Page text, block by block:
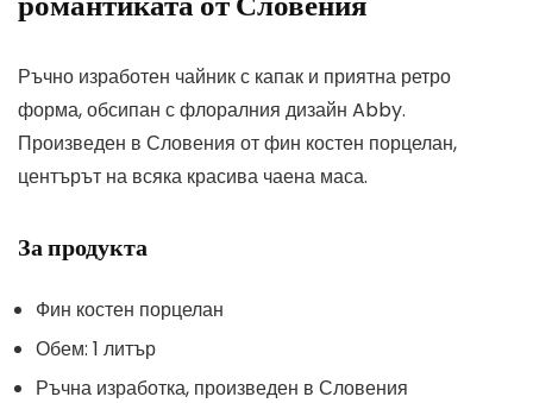
Ръчно изработен чайник с капак и приятна ретро
форма, обсипан с флоралния дизайн Abby.
Произведен в Словения от фин костен порцелан,
центърът на всяка красива чаена маса.
За продукта
Фин костен порцелан
Обем: 1 литър
Ръчна изработка, произведен в Словения